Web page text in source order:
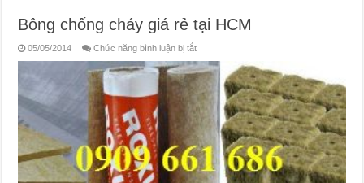
Bông chống cháy giá rẻ tại HCM
05/05/2014 Chức năng bình luận bị tắtở
chống
cháy
rẻ
tại
HCM